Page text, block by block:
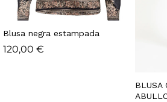
Blusa negra estampada
120,00 €
BLUSA